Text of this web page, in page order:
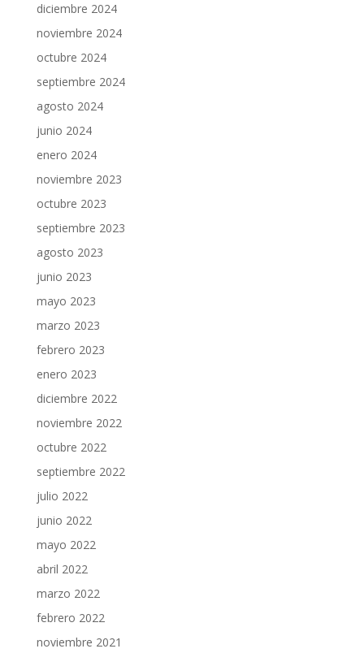
diciembre 2024
noviembre 2024
octubre 2024
septiembre 2024
agosto 2024
junio 2024
enero 2024
noviembre 2023
octubre 2023
septiembre 2023
agosto 2023
junio 2023
mayo 2023
marzo 2023
febrero 2023
enero 2023
diciembre 2022
noviembre 2022
octubre 2022
septiembre 2022
julio 2022
junio 2022
mayo 2022
abril 2022
marzo 2022
febrero 2022
noviembre 2021